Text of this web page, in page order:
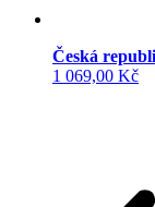
Česká
1 069,00 Kč